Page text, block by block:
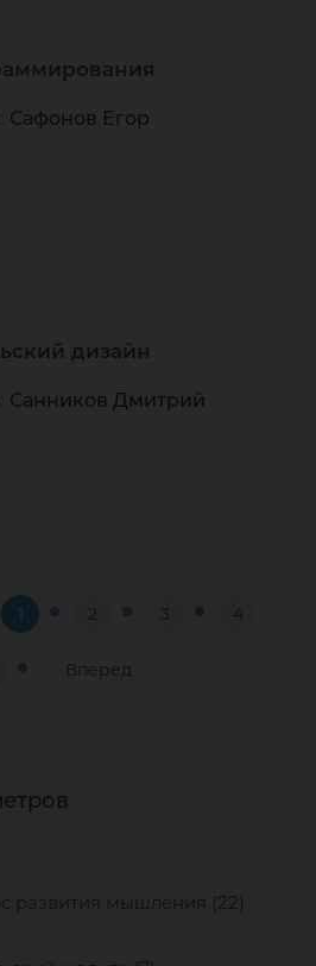
развития мышления (22 )
Сафонов Егор
дизайн
Санников Дмитрий
1